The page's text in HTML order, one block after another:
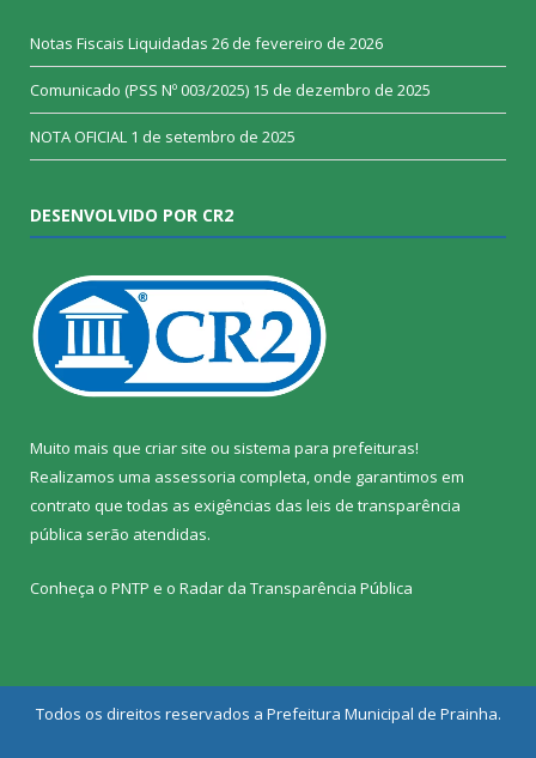
Notas Fiscais Liquidadas 26 de fevereiro de 2026
Comunicado (PSS Nº 003/2025) 15 de dezembro de 2025
NOTA OFICIAL 1 de setembro de 2025
DESENVOLVIDO POR CR2
Muito mais que criar site ou sistema para prefeituras!
Realizamos uma assessoria completa, onde garantimos em
contrato que todas as exigências das leis de transparência
pública serão atendidas.
Conheça o PNTP e o Radar da Transparência Pública
Todos os direitos reservados a Prefeitura Municipal de Prainha.